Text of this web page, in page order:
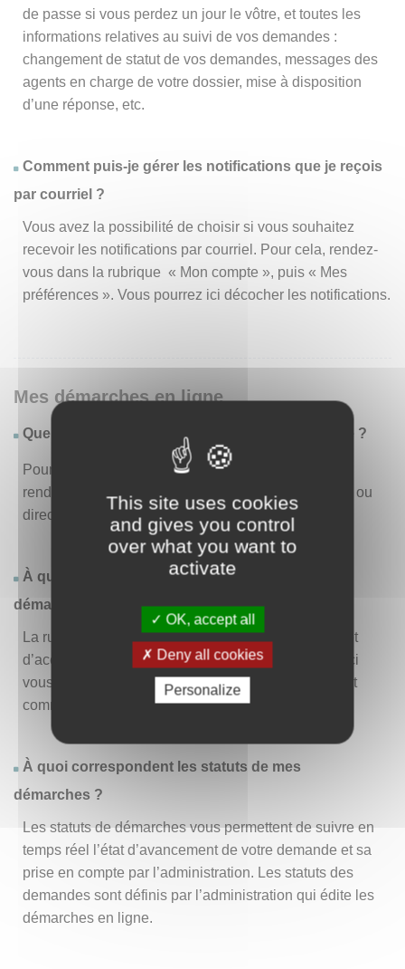
This site uses cookies
and gives you control
over what you want to
activate
OK, accept all
Deny all cookies
Personalize
de passe si vous perdez un jour le vôtre, et toutes les
informations relatives au suivi de vos demandes :
changement de statut de vos demandes, messages des
agents en charge de votre dossier, mise à disposition
d’une réponse, etc.
Comment puis-je gérer les notifications que je reçois
par courriel ?
Vous avez la possibilité de choisir si vous souhaitez
recevoir les notifications par courriel. Pour cela, rendez-
vous dans la rubrique « Mon compte », puis « Mes
préférences ». Vous pourrez ici décocher les notifications.
Mes démarches en ligne
Quelles sont les démarches disponibles en ligne ?
Pour consulter la liste des démarches disponibles,
rendez-vous dans le menu « Liste des démarches » ou
directement en page d’accueil.
À quoi correspond la rubrique « Effectuer une
démarche » ?
La rubrique « Effectuer une démarche » vous permet
d’accéder à la liste des démarches disponibles. D’ici
vous pouvez choisir la démarche vous intéressant et
commencer à la remplir en un clic.
À quoi correspondent les statuts de mes
démarches ?
Les statuts de démarches vous permettent de suivre en
temps réel l’état d’avancement de votre demande et sa
prise en compte par l’administration. Les statuts des
demandes sont définis par l’administration qui édite les
démarches en ligne.